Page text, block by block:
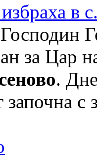
в
за Цар
.
започна